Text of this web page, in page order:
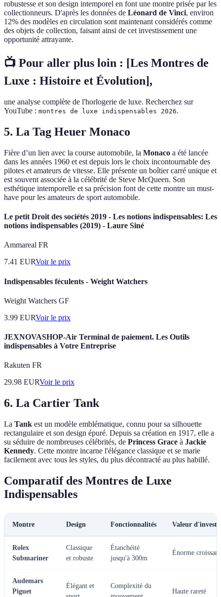
robustesse et son design intemporel en font une montre prisée par les
collectionneurs. D'après les données de Léonard de Vinci, environ
12% des modèles en circulation sont maintenant considérés comme
des objets de collection, faisant ainsi de cet investissement une
opportunité attrayante.
📺 Pour aller plus loin : [Les Montres de
Luxe : Histoire et Évolution],
une analyse complète de l'horlogerie de luxe. Recherchez sur
YouTube : montres de luxe indispensables 2026.
5. La Tag Heuer Monaco
Fière d’un lien avec la course automobile, la Monaco a été lancée
dans les années 1960 et est depuis lors le choix incontournable des
pilotes et amateurs de vitesse. Elle présente un boîtier carré unique et
est souvent associée à la célébrité de Steve McQueen. Son
esthétique intemporelle et sa précision font de cette montre un must-
have pour les amateurs de sport automobile.
Le petit Droit des sociétés 2019 - Les notions indispensables: Les
notions indispensables (2019) - Laure Siné
Ammareal FR
7.41 EURVoir le prix
Indispensables féculents - Weight Watchers
Weight Watchers GF
3.99 EURVoir le prix
JEXNOVASHOP-Air Terminal de paiement. Les Outils
indispensables à Votre Entreprise
Rakuten FR
29.98 EURVoir le prix
6. La Cartier Tank
La Tank est un modèle emblématique, connu pour sa silhouette
rectangulaire et son design épuré. Depuis sa création en 1917, elle a
su séduire de nombreuses célébrités, de Princess Grace à Jackie
Kennedy. Cette montre incarne l'élégance classique et se marie
facilement avec tous les styles, du plus décontracté au plus habillé.
Comparatif des Montres de Luxe
Indispensables
Montre Design Fonctionnalités Valeur
Rolex
Submariner
Classique
et robuste
Étanchéité
jusqu'à 300m
Énorme
Audemars
Piguet
Élégant et
Complexité du
Haute rareté